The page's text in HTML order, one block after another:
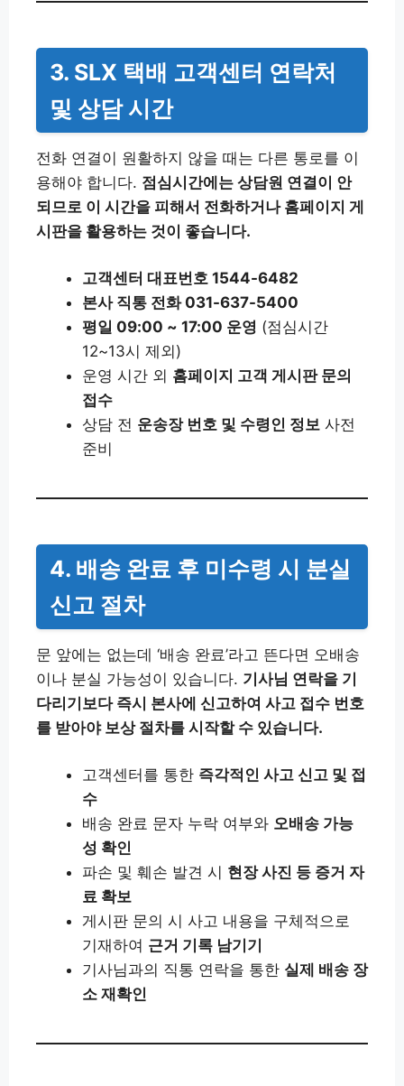
3. SLX 택배 고객센터 연락처
및 상담 시간
전화 연결이 원활하지 않을 때는 다른 통로를 이
용해야 합니다. 점심시간에는 상담원 연결이 안
되므로 이 시간을 피해서 전화하거나 홈페이지 게
시판을 활용하는 것이 좋습니다.
고객센터 대표번호 1544-6482
본사 직통 전화 031-637-5400
평일 09:00 ~ 17:00 운영 (점심시간
12~13시 제외)
운영 시간 외 홈페이지 고객 게시판 문의
접수
상담 전 운송장 번호 및 수령인 정보 사전
준비
4. 배송 완료 후 미수령 시 분실
신고 절차
문 앞에는 없는데 ‘배송 완료’라고 뜬다면 오배송
이나 분실 가능성이 있습니다. 기사님 연락을 기
다리기보다 즉시 본사에 신고하여 사고 접수 번호
를 받아야 보상 절차를 시작할 수 있습니다.
고객센터를 통한 즉각적인 사고 신고 및 접
수
배송 완료 문자 누락 여부와 오배송 가능
성 확인
파손 및 훼손 발견 시 현장 사진 등 증거 자
료 확보
게시판 문의 시 사고 내용을 구체적으로
기재하여 근거 기록 남기기
기사님과의 직통 연락을 통한 실제 배송 장
소 재확인